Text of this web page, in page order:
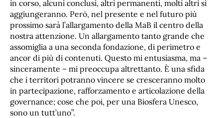
in corso, alcuni conclusi, altri permanenti, molti altri si
aggiungeranno. Però, nel presente e nel futuro più
prossimo sarà l’allargamento della MaB il centro della
nostra attenzione. Un allargamento tanto grande che
assomiglia a una seconda fondazione, di perimetro e
ancor di più di contenuti. Questo mi entusiasma, ma –
sinceramente – mi preoccupa altrettanto. È una sfida
che i territori potranno vincere se cresceranno molto
in partecipazione, rafforzamento e articolazione della
governance; cose che poi, per una Biosfera Unesco,
sono un tutt’uno”.